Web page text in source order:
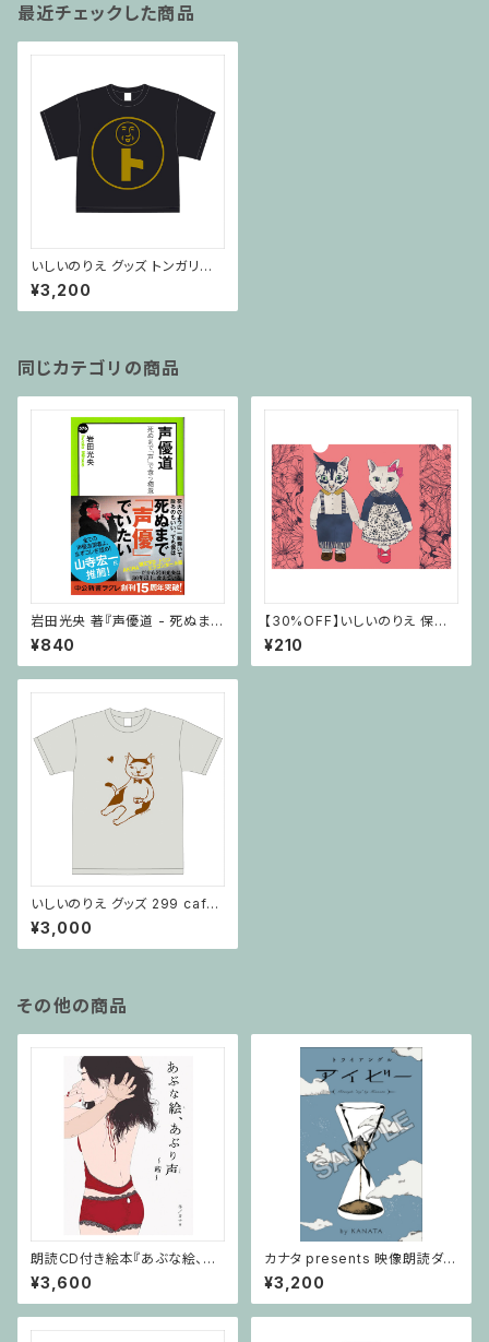
最近チェックした商品
いしいのりえ グッズ トンガリキッ
チン ビッグTシャツ
¥3,200
同じカテゴリの商品
岩田光央 著『声優道 - 死ぬまで
「声」で食う極意』
¥840
【30%OFF】いしいのりえ 保護
猫活動グッズ みのチロシ親バカ
爆発クリアファイル
¥210
いしいのりえ グッズ 299 cafe
Tシャツ
¥3,000
その他の商品
朗読CD付き絵本『あぶな絵、あ
ぶり声～茜～』
¥3,600
カナタ presents 映像朗読ダウ
ンロードカード付「トライアング
ル ～アイビー～」
¥3,200